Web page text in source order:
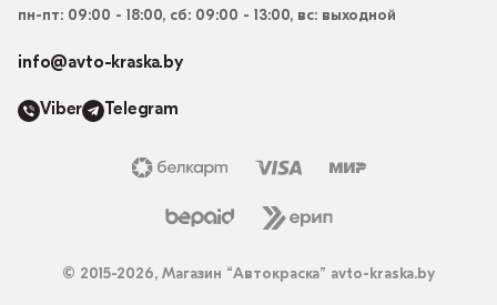
пн-пт: 09:00 - 18:00, сб: 09:00 - 13:00, вс: выходной
info@avto-kraska.by
Viber Telegram
© 2015-2026, Магазин “Автокраска” avto-kraska.by